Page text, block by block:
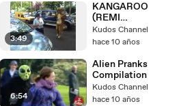
3:49
KANGAROO
(REMI
GAILLARD)
Kudos Channel
hace 10 años
6:54
Alien Pranks
Compilation
Kudos Channel
hace 10 años